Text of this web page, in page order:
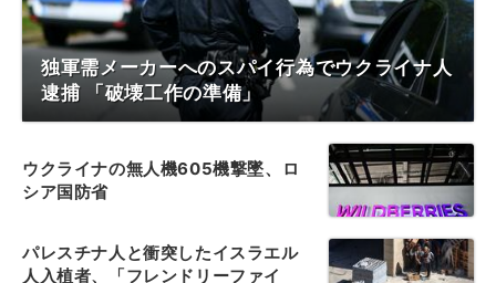
独軍需メーカーへのスパイ行為でウクライナ人
逮捕 「破壊工作の準備」
ウクライナの無人機605機撃墜、ロ
シア国防省
パレスチナ人と衝突したイスラエル
人入植者、「フレンドリーファイ